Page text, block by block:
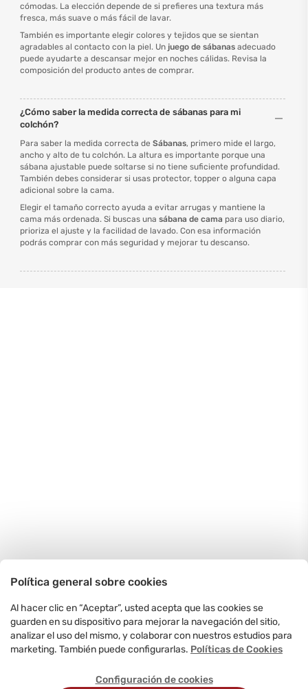
cómodas. La elección depende de si prefieres una textura más
fresca, más suave o más fácil de lavar.
También es importante elegir colores y tejidos que se sientan
agradables al contacto con la piel. Un juego de sábanasadecuado
puede ayudarte a descansar mejor en noches cálidas. Revisa la
composición del producto antes de comprar.
¿Cómo saber la medida correcta de sábanas para mi
colchón?
Para saber la medida correcta de Sábanas, primero mide el largo,
ancho y alto de tu colchón. La altura es importante porque una
sábana ajustable puede soltarse si no tiene suficiente profundidad.
También debes considerar si usas protector, topper o alguna capa
adicional sobre la cama.
Elegir el tamaño correcto ayuda a evitar arrugas y mantiene la
cama más ordenada. Si buscas una sábana de cama para uso diario,
prioriza el ajuste y la facilidad de lavado. Con esa información
podrás comprar con más seguridad y mejorar tu descanso.
Política general sobre cookies
Al hacer clic en “Aceptar”, usted acepta que las cookies se
guarden en su dispositivo para mejorar la navegación del sitio,
analizar el uso del mismo, y colaborar con nuestros estudios para
marketing. También puede configurarlas. Políticas de Cookies
Configuración de cookies